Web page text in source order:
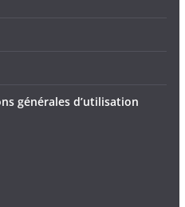
générales d’utilisation